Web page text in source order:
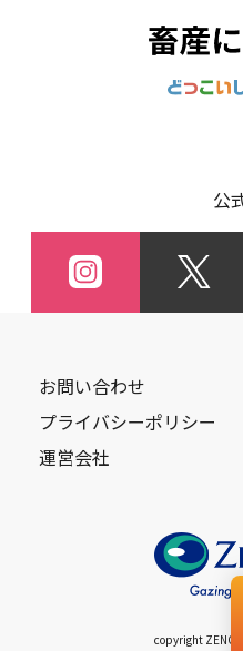
公
お問い合わせ
プライバシーポリシー
運営会社
copyright